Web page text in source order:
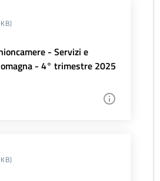
- Servizi e
- 4° trimestre 2025